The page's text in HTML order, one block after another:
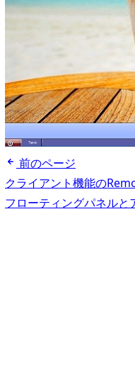
前のページ
クライアント機能の
フローティングパネル